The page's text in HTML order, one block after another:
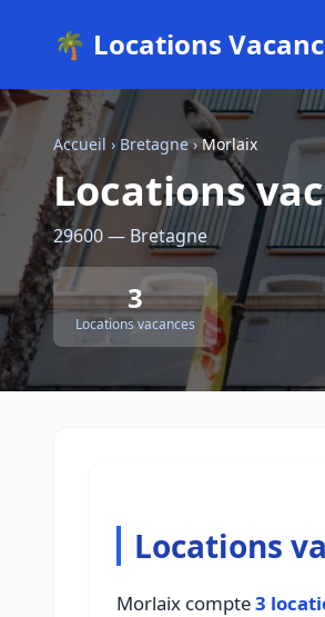
🌴 Locations
Accueil › Bretagne›Morlaix
Locations
29600 — Bretagne
3
Locations vacances
Locations
Morlaix compte3